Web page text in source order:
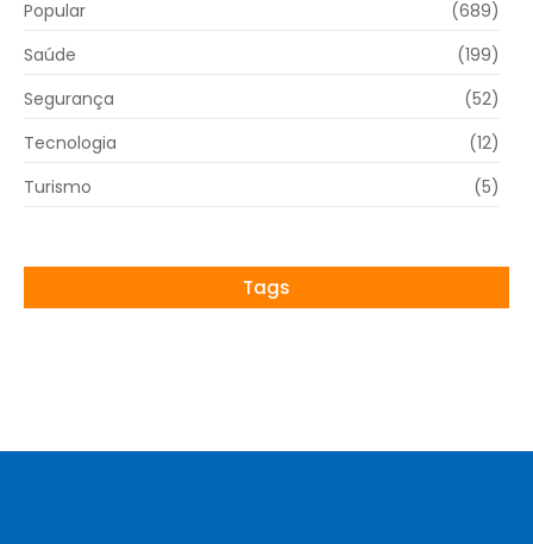
Popular
(689)
Saúde
(199)
Segurança
(52)
Tecnologia
(12)
Turismo
(5)
Tags